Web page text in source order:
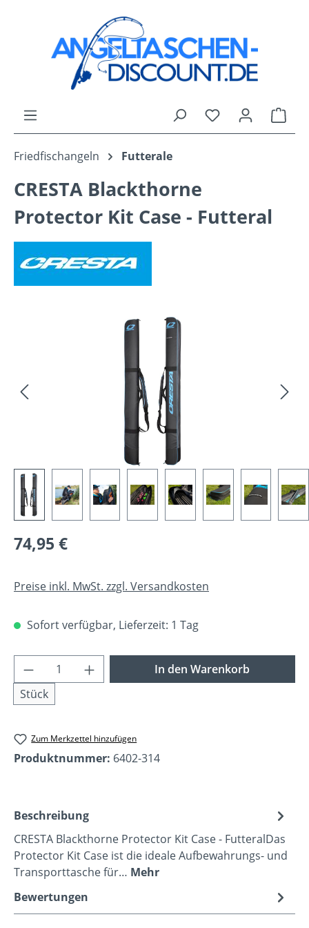
Zum Hauptinhalt springen
Du hast 0
Friedfischangeln Futterale
CRESTA Blackthorne
Protector Kit Case - Futteral
Bildergalerie überspringen
Regulärer Preis:
74,95 €
Preise inkl. MwSt. zzgl. Versandkosten
Sofort verfügbar, Lieferzeit: 1 Tag
Produkt Anzahl: Gib den gewünschten
Stück
In den Warenkorb
Zum Merkzettel hinzufügen
Produktnummer: 6402-314
Beschreibung
CRESTA Blackthorne Protector Kit Case - FutteralDas
Protector Kit Case ist die ideale Aufbewahrungs- und
Transporttasche für… Mehr
Bewertungen